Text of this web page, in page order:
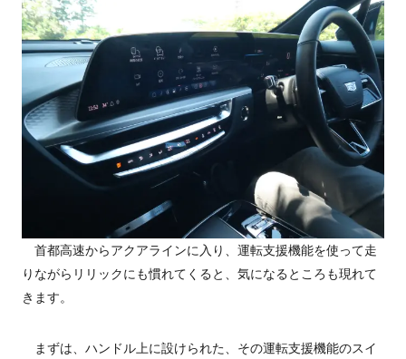
首都高速からアクアラインに入り、運転支援機能を使って走
りながらリリックにも慣れてくると、気になるところも現れて
きます。
まずは、ハンドル上に設けられた、その運転支援機能のスイ